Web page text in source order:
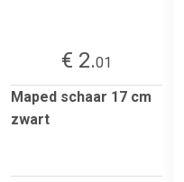
€ 2.01
Maped schaar 17 cm
zwart